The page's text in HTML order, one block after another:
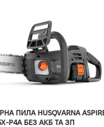
ПИЛА HUSQVARNA
P4A БЕЗ АКБ ТА ЗП